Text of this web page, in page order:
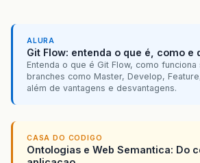
ALURA
Git Flow: entenda o que é, como e
Entenda o que é Git Flow, como
branches como Master, Develop,
além de vantagens e desvantagens.
CASA DO CODIGO
Ontologias e Web Semantica: Do